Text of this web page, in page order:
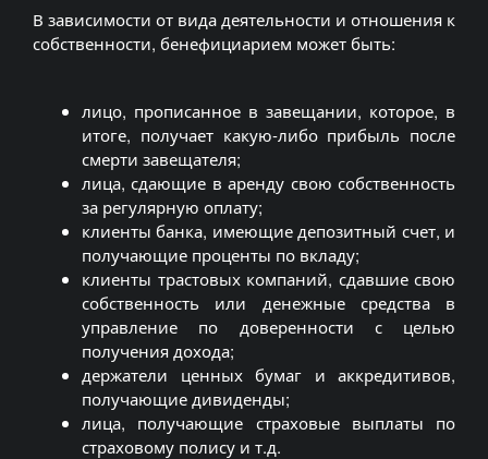
В зависимости от вида деятельности и отношения к
собственности, бенефициарием может быть:
лицо, прописанное в завещании, которое, в
итоге, получает какую-либо прибыль после
смерти завещателя;
лица, сдающие в аренду свою собственность
за регулярную оплату;
клиенты банка, имеющие депозитный счет, и
получающие проценты по вкладу;
клиенты трастовых компаний, сдавшие свою
собственность или денежные средства в
управление по доверенности с целью
получения дохода;
держатели ценных бумаг и аккредитивов,
получающие дивиденды;
лица, получающие страховые выплаты по
страховому полису и т.д.